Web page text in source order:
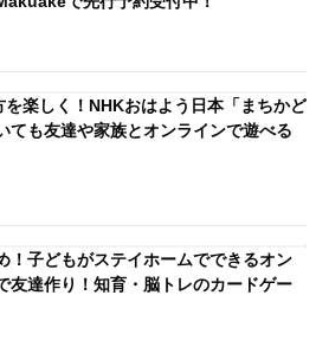
楽しく！NHKおはよう日本「まちかど
ても友達や家族とオンラインで遊べる
！子どもがステイホームでできるオン
友達作り！知育・脳トレのカードゲー